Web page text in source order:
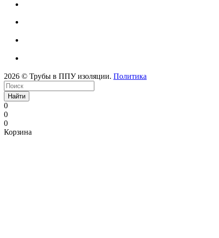
2026 © Трубы в ППУ изоляции. Политика
Найти
0
0
0
Корзина